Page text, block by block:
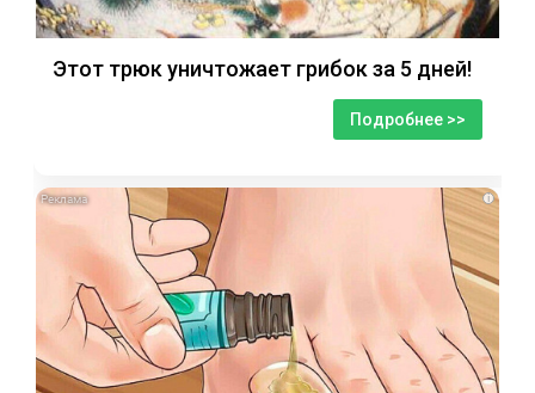
Этот трюк уничтожает грибок за 5 дней!
Подробнее >>
i